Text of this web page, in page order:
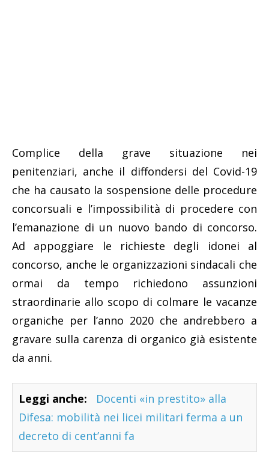
Complice della grave situazione nei
penitenziari, anche il diffondersi del Covid-19
che ha causato la sospensione delle procedure
concorsuali e l’impossibilità di procedere con
l’emanazione di un nuovo bando di concorso.
Ad appoggiare le richieste degli idonei al
concorso, anche le organizzazioni sindacali che
ormai da tempo richiedono assunzioni
straordinarie allo scopo di colmare le vacanze
organiche per l’anno 2020 che andrebbero a
gravare sulla carenza di organico già esistente
da anni.
Leggi anche:
Docenti «in prestito» alla
Difesa: mobilità nei licei militari ferma a un
decreto di cent’anni fa